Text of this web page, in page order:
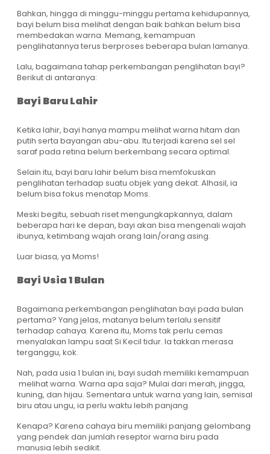
Bahkan, hingga di minggu-minggu pertama kehidupannya,
bayi belum bisa melihat dengan baik bahkan belum bisa
membedakan warna. Memang, kemampuan
penglihatannya terus berproses beberapa bulan lamanya.
Lalu, bagaimana tahap perkembangan penglihatan bayi?
Berikut di antaranya:
Bayi Baru Lahir
Ketika lahir, bayi hanya mampu melihat warna hitam dan
putih serta bayangan abu-abu. Itu terjadi karena sel sel
saraf pada retina belum berkembang secara optimal.
Selain itu, bayi baru lahir belum bisa memfokuskan
penglihatan terhadap suatu objek yang dekat. Alhasil, ia
belum bisa fokus menatap Moms.
Meski begitu, sebuah riset mengungkapkannya, dalam
beberapa hari ke depan, bayi akan bisa mengenali wajah
ibunya, ketimbang wajah orang lain/orang asing.
Luar biasa, ya Moms!
Bayi Usia 1 Bulan
Bagaimana perkembangan penglihatan bayi pada bulan
pertama? Yang jelas, matanya belum terlalu sensitif
terhadap cahaya. Karena itu, Moms tak perlu cemas
menyalakan lampu saat Si Kecil tidur. Ia takkan merasa
terganggu, kok.
Nah, pada usia 1 bulan ini, bayi sudah memiliki kemampuan
melihat warna. Warna apa saja? Mulai dari merah, jingga,
kuning, dan hijau. Sementara untuk warna yang lain, semisal
biru atau ungu, ia perlu waktu lebih panjang.
Kenapa? Karena cahaya biru memiliki panjang gelombang
yang pendek dan jumlah reseptor warna biru pada
manusia lebih sedikit.